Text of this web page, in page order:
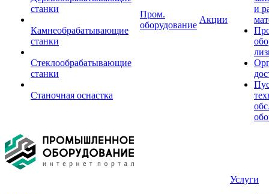
станки
Камнеобрабатывающие
станки
Стеклообрабатывающие
станки
Станочная оснастка
Пром.
оборудование
Акции
и
Услуги